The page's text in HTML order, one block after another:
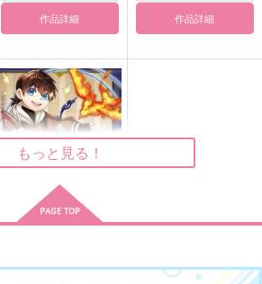
サンプル サンプル
作品詳細 作品詳細
師 1
もっと見る！